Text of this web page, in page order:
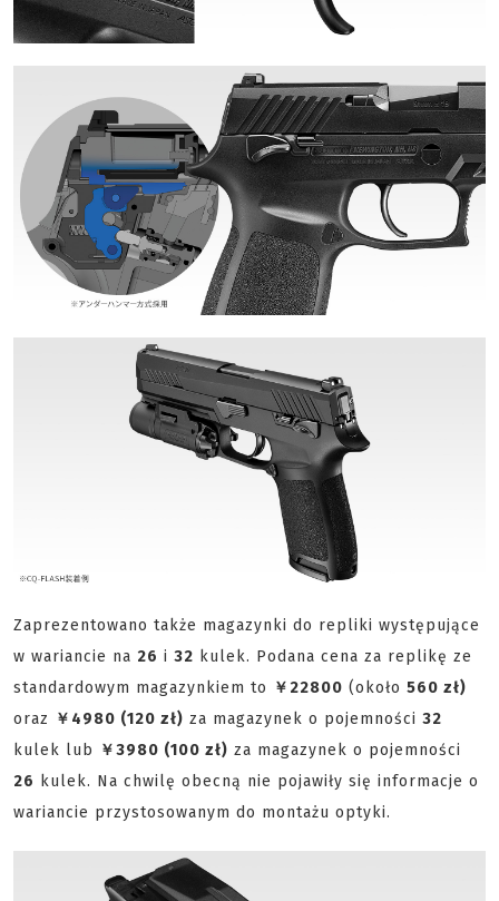
Zaprezentowano także magazynki do repliki występujące
w wariancie na 26 i 32 kulek. Podana cena za replikę ze
standardowym magazynkiem to ￥22800 (około 560 zł)
oraz ￥4980 (120 zł) za magazynek o pojemności 32
kulek lub ￥3980 (100 zł) za magazynek o pojemności
26 kulek. Na chwilę obecną nie pojawiły się informacje o
wariancie przystosowanym do montażu optyki.